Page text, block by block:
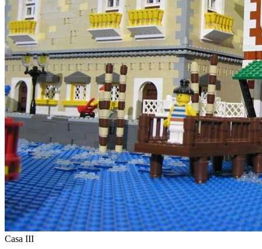
Casa III